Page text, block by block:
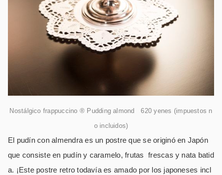
Nostálgico frappuccino ® Pudding almond 620 yenes (impuestos n
o incluidos)
El pudín con almendra es un postre que se originó en Japón
que consiste en pudín y caramelo, frutas frescas y nata batid
a. ¡Este postre retro todavía es amado por los japoneses incl